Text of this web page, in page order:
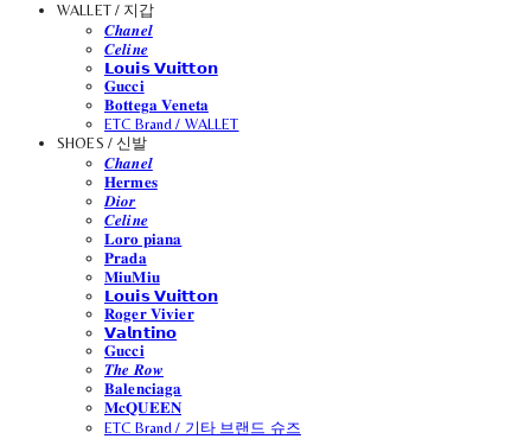
WALLET / 지갑
𝑪𝒉𝒂𝒏𝒆𝒍
𝑪𝒆𝒍𝒊𝒏𝒆
𝗟𝗼𝘂𝗶𝘀 𝗩𝘂𝗶𝘁𝘁𝗼𝗻
𝐆𝐮𝐜𝐜𝐢
𝐁𝐨𝐭𝐭𝐞𝐠𝐚 𝐕𝐞𝐧𝐞𝐭𝐚
ETC Brand / WALLET
SHOES / 신발
𝑪𝒉𝒂𝒏𝒆𝒍
𝐇𝐞𝐫𝐦𝐞𝐬
𝑫𝒊𝒐𝒓
𝑪𝒆𝒍𝒊𝒏𝒆
𝐋𝐨𝐫𝐨 𝐩𝐢𝐚𝐧𝐚
𝐏𝐫𝐚𝐝𝐚
𝐌𝐢𝐮𝐌𝐢𝐮
𝗟𝗼𝘂𝗶𝘀 𝗩𝘂𝗶𝘁𝘁𝗼𝗻
𝐑𝐨𝐠𝐞𝐫 𝐕𝐢𝐯𝐢𝐞𝐫
𝗩𝗮𝗹𝗻𝘁𝗶𝗻𝗼
𝐆𝐮𝐜𝐜𝐢
𝑻𝒉𝒆 𝑹𝒐𝒘
𝐁𝐚𝐥𝐞𝐧𝐜𝐢𝐚𝐠𝐚
𝐌𝐜𝐐𝐔𝐄𝐄𝐍
ETC Brand / 기타 브랜드 슈즈